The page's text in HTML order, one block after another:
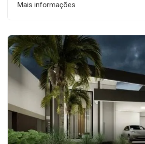
Mais informações